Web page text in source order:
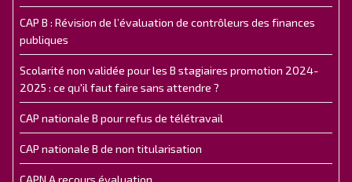
CAP B : Révision de l’évaluation de contrôleurs des finances
publiques
Scolarité non validée pour les B stagiaires promotion 2024-
2025 : ce qu'il faut faire sans attendre ?
CAP nationale B pour refus de télétravail
CAP nationale B de non titularisation